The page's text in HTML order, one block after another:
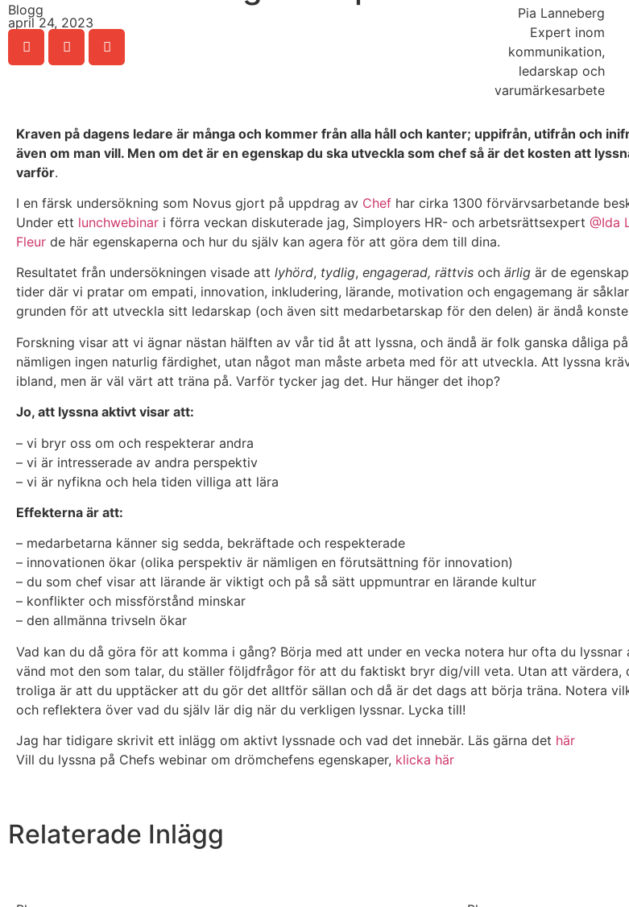
Blogg
april 24, 2023
Pia Lanneberg
Expert inom
kommunikation,
ledarskap och
varumärkesarbete
Kraven på dagens ledare är många och kommer från alla håll och kanter; uppifrån, utifrån och
även om man vill. Men om det är en egenskap du ska utveckla som chef så är det kosten att
varför.
I en färsk undersökning som Novus gjort på uppdrag av Chef har cirka 1300 förvärvsarbetande
Under ett lunchwebinar i förra veckan diskuterade jag, Simployers HR- och arbetsrättsexpert @Ida
Fleur de här egenskaperna och hur du själv kan agera för att göra dem till dina.
Resultatet från undersökningen visade att lyhörd, tydlig, engagerad, rättvis och ärlig är de
tider där vi pratar om empati, innovation, inkludering, lärande, motivation och engagemang är
grunden för att utveckla sitt ledarskap (och även sitt medarbetarskap för den delen) är ändå
Forskning visar att vi ägnar nästan hälften av vår tid åt att lyssna, och ändå är folk ganska dåliga
nämligen ingen naturlig färdighet, utan något man måste arbeta med för att utveckla. Att lyssna
ibland, men är väl värt att träna på. Varför tycker jag det. Hur hänger det ihop?
Jo, att lyssna aktivt visar att:
– vi bryr oss om och respekterar andra
– vi är intresserade av andra perspektiv
– vi är nyfikna och hela tiden villiga att lära
Effekterna är att:
– medarbetarna känner sig sedda, bekräftade och respekterade
– innovationen ökar (olika perspektiv är nämligen en förutsättning för innovation)
– du som chef visar att lärande är viktigt och på så sätt uppmuntrar en lärande kultur
– konflikter och missförstånd minskar
– den allmänna trivseln ökar
Vad kan du då göra för att komma i gång? Börja med att under en vecka notera hur ofta du
vänd mot den som talar, du ställer följdfrågor för att du faktiskt bryr dig/vill veta. Utan att värdera,
troliga är att du upptäcker att du gör det alltför sällan och då är det dags att börja träna. Notera
och reflektera över vad du själv lär dig när du verkligen lyssnar. Lycka till!
Jag har tidigare skrivit ett inlägg om aktivt lyssnade och vad det innebär. Läs gärna det här
Vill du lyssna på Chefs webinar om drömchefens egenskaper, klicka här
Relaterade Inlägg